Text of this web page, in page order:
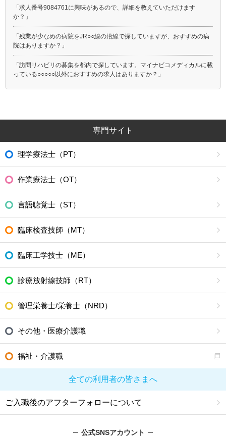
「求人番号9084761に興味があるので、詳細を教えていただけます
か？」
「残業が少なめの病院をJR○○線の沿線で探していますが、おすすめの病
院はありますか？」
「訪問リハビリの募集を都内で探しています。マイナビコメディカルに載
っている○○○○○以外におすすめの求人はありますか？」
専門サイト
理学療法士（PT）
作業療法士（OT）
言語聴覚士（ST）
臨床検査技師（MT）
臨床工学技士（ME）
診療放射線技師（RT）
管理栄養士/栄養士（NRD）
その他・医療介護職
福祉・介護職
全ての利用者の皆さまへ
ご入職後のアフターフォローについて
公式SNSアカウント